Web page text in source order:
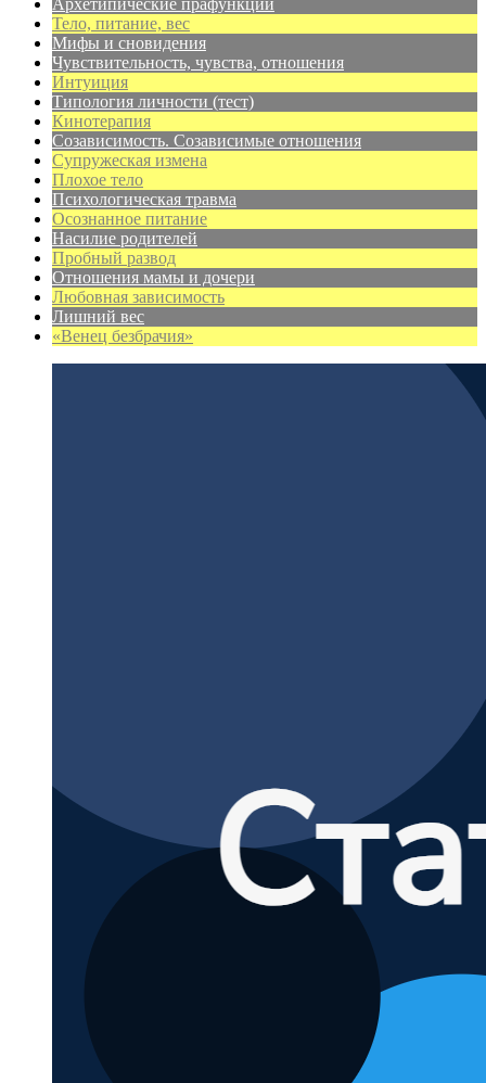
Архетипические прафункции
Тело, питание, вес
Мифы и сновидения
Чувствительность, чувства, отношения
Интуиция
Типология личности (тест)
Кинотерапия
Созависимость. Созависимые отношения
Супружеская измена
Плохое тело
Психологическая травма
Осознанное питание
Насилие родителей
Пробный развод
Отношения мамы и дочери
Любовная зависимость
Лишний вес
«Венец безбрачия»